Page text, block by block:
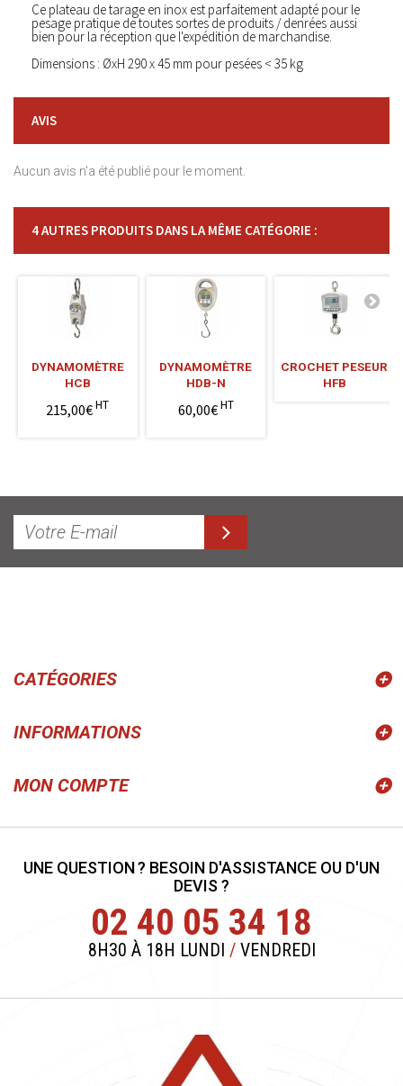
Ce plateau de tarage en inox est parfaitement adapté pour le
pesage pratique de toutes sortes de produits / denrées aussi
bien pour la réception que l'expédition de marchandise.
Dimensions : ØxH 290 x 45 mm pour pesées < 35 kg
AVIS
Aucun avis n'a été publié pour le moment.
4 AUTRES PRODUITS DANS LA MÊME CATÉGORIE :
DYNAMOMÈTRE
HCB
215,00€HT
DYNAMOMÈTRE
HDB-N
60,00€HT
CROCHET PESEUR
HFB
CATÉGORIES
INFORMATIONS
MON COMPTE
UNE QUESTION ? BESOIN D'ASSISTANCE OU D'UN
DEVIS ?
02 40 05 34 18
8H30 À 18H LUNDI /VENDREDI